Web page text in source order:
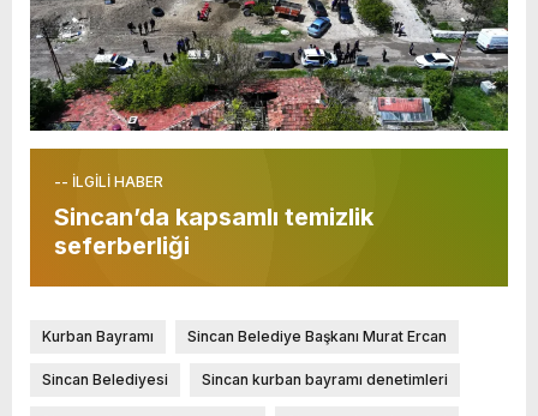
-- İLGİLİ HABER
Sincan’da kapsamlı temizlik
seferberliği
Kurban Bayramı Sincan Belediye Başkanı Murat Ercan
Sincan Belediyesi Sincan kurban bayramı denetimleri